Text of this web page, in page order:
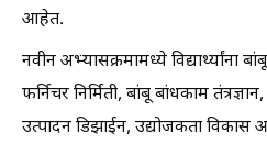
आहेत.
नवीन अभ्यासक्रमामध्ये विद्यार्थ्यांना बांबू
फर्निचर निर्मिती, बांबू बांधकाम
उत्पादन डिझाईन, उद्योजकता विकास